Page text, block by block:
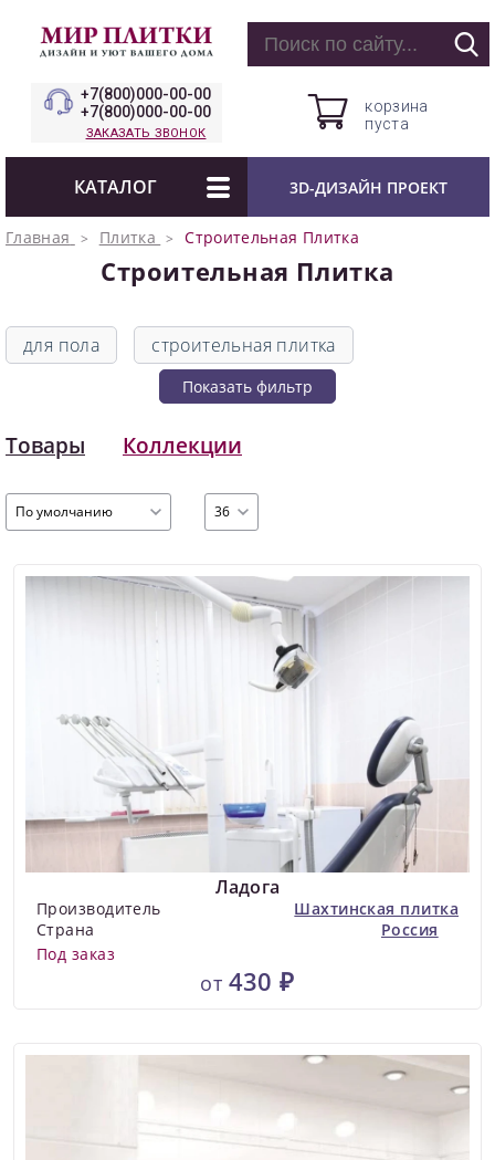
+7(800)000-00-00
+7(800)000-00-00
ЗАКАЗАТЬ ЗВОНОК
корзина
пуста
КАТАЛОГ 3D-ДИЗАЙН ПРОЕКТ
Главная Плитка Строительная Плитка
Строительная Плитка
для пола строительная плитка
Показать фильтр
Товары Коллекции
По умолчанию 36
Ладога
Производитель
Шахтинская плитка
Страна
Россия
Под заказ
от 430 ₽